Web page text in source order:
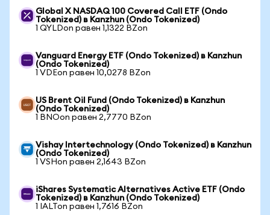
Global X NASDAQ 100 Covered Call ETF (Ondo
Tokenized) в Kanzhun (Ondo Tokenized)
1 QYLDon равен 1,1322 BZon
Vanguard Energy ETF (Ondo Tokenized) в Kanzhun
(Ondo Tokenized)
1 VDEon равен 10,0278 BZon
US Brent Oil Fund (Ondo Tokenized) в Kanzhun
(Ondo Tokenized)
1 BNOon равен 2,7770 BZon
Vishay Intertechnology (Ondo Tokenized) в Kanzhun
(Ondo Tokenized)
1 VSHon равен 2,1643 BZon
iShares Systematic Alternatives Active ETF (Ondo
Tokenized) в Kanzhun (Ondo Tokenized)
1 IALTon равен 1,7616 BZon